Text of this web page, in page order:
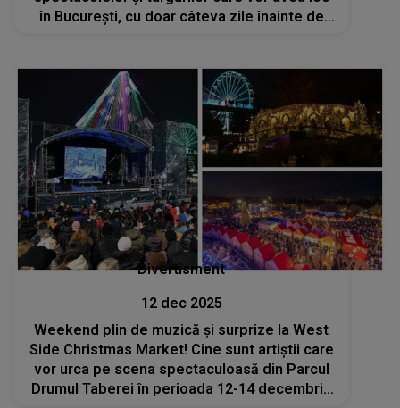
în București, cu doar câteva zile înainte de
Divertisment
12 dec 2025
Weekend plin de muzică și surprize la West
Side Christmas Market! Cine sunt artiștii care
vor urca pe scena spectaculoasă din Parcul
Drumul Taberei în perioada 12-14 decembrie